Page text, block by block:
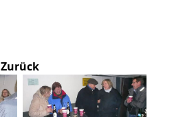
Zurück